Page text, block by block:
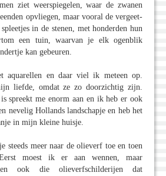
ziet weerspiegelen, waar de zwanen
opvliegen, maar vooral de vergeet-
in de stenen, met honderden hun
een tuin, waarvan je elk ogenblik
kan gebeuren.
aquarellen en daar viel ik meteen op.
liefde, omdat ze zo doorzichtig zijn.
spreekt me enorm aan en ik heb er ook
nevelig Hollands landschapje en heb het
in mijn kleine huisje.
steeds meer naar de olieverf toe en toen
moest ik er aan wennen, maar
ook die olieverfschilderijen dat